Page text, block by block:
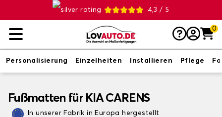
4,3 / 5
0
Personalisierung Einzelheiten Installieren Pflege
Fußmatten für KIA CARENS
In unserer Fabrik in Europa hergestellt